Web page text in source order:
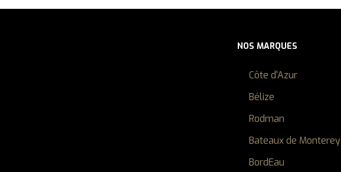
NOS MARQUES
Côte d'Azur
Bélize
Rodman
Bateaux de Monterey
BordEau